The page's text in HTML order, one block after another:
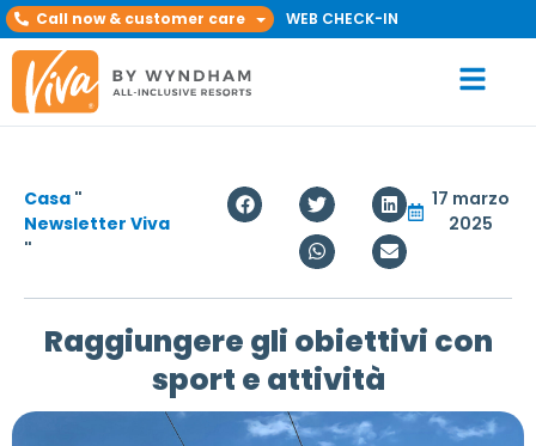
Call now & customer care WEB CHECK-IN
Casa "
Newsletter Viva
"
17 marzo
2025
Raggiungere gli obiettivi con
sport e attività